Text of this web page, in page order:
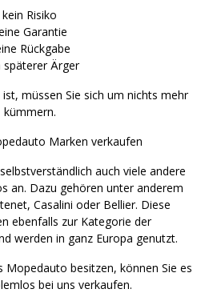
kein Risiko
Garantie
Rückgabe
späterer Ärger
müssen Sie sich um nichts mehr
kümmern.
Marken verkaufen
auch viele andere
an. Dazu gehören unter anderem
Casalini oder Bellier. Diese
ebenfalls zur Kategorie der
werden in ganz Europa genutzt.
Mopedauto besitzen, können Sie es
bei uns verkaufen.